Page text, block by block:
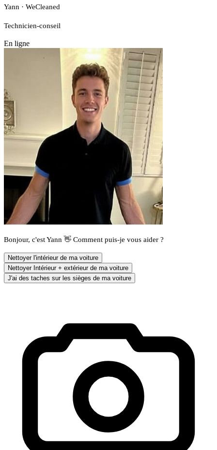
Yann · WeCleaned
Technicien-conseil
En ligne
Bonjour, c'est Yann 👋 Comment puis-je vous aider ?
Nettoyer l'intérieur de ma voiture
Nettoyer Intérieur + extérieur de ma voiture
J'ai des taches sur les sièges de ma voiture